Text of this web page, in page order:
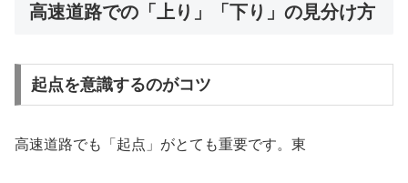
高速道路での「上り」「下り」の見分け方
起点を意識するのがコツ
高速道路でも「起点」がとても重要です。東